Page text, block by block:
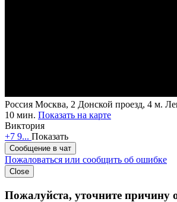
Россия Москва, 2 Донской проезд, 4 м.
10 мин. Показать на карте
Виктория
+7 9... Показать
Сообщение в чат
Пожаловаться или сообщить об ошибке
Close
Пожалуйста, уточните причину